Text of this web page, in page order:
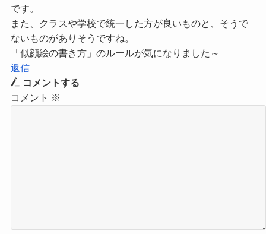
です。
また、クラスや学校で統一した方が良いものと、そうで
ないものがありそうですね。
「似顔絵の書き方」のルールが気になりました～
返信
コメントする
コメント ※